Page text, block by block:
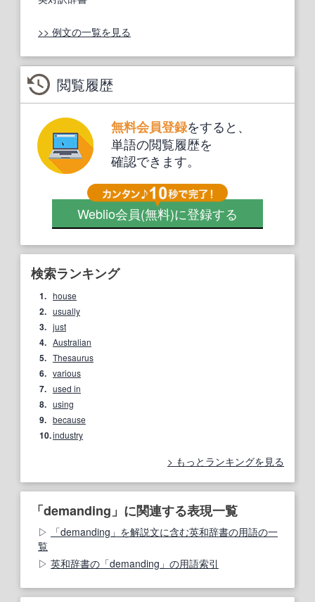
>> 例文の一覧を見る
閲覧履歴
無料会員登録をすると、
単語の閲覧履歴を
確認できます。
Weblio会員(無料)に登録する
検索ランキング
1. house
2. usually
3. just
4. Australian
5. Thesaurus
6. various
7. used in
8. using
9. because
10.industry
もっとランキングを見る
「demanding」に関連する表現一覧
「demanding」を解説文に含む英和辞書の用語の一
覧
英和辞書の「demanding」の用語索引